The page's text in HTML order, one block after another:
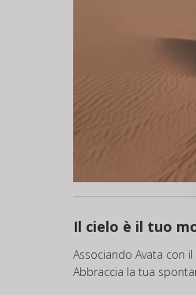
Il cielo è il tuo
Associando Avata con
Abbraccia la tua